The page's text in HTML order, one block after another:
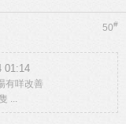
50#
01:14
有咩改善
...